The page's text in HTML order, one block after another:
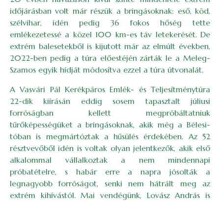
időjárásban volt már részük a bringásoknak: eső, köd,
szélvihar, idén pedig 36 fokos hőség tette
emlékezetessé a közel 100 km-es táv letekerését. De
extrém balesetekből is kijutott már az elmúlt években,
2022-ben pedig a túra előestéjén zárták le a Meleg-
Szamos egyik hídját módosítva ezzel a túra útvonalát.
A Vasvári Pál Kerékpáros Emlék- és Teljesítménytúra
22-dik kiírásán eddig sosem tapasztalt júliusi
forróságban kellett megpróbáltatniuk
tűrőképességüket a bringásoknak, akik még a Bélesi-
tóban is megmártóztak a hűsülés érdekében. Az 52
résztvevőből idén is voltak olyan jelentkezők, akik első
alkalommal vállalkoztak a nem mindennapi
próbatételre, s habár erre a napra jósolták a
legnagyobb forróságot, senki nem hátrált meg az
extrém kihívástól. Mai vendégünk, Lovász András is